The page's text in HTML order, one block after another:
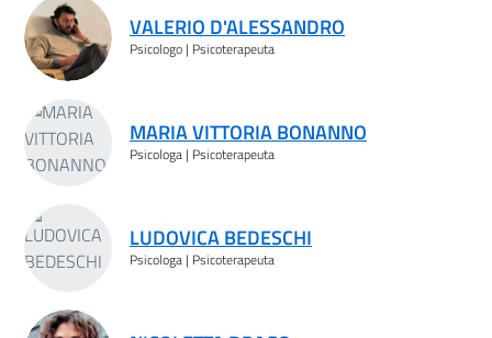
VALERIO D'ALESSANDRO
Psicologo | Psicoterapeuta
MARIA VITTORIA BONANNO
Psicologa | Psicoterapeuta
LUDOVICA BEDESCHI
Psicologa | Psicoterapeuta